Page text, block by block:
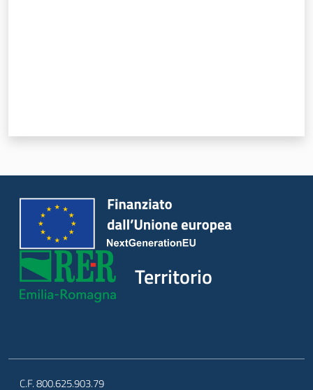
Piani Programmi
Progetti
Territorio
C.F. 800.625.903.79